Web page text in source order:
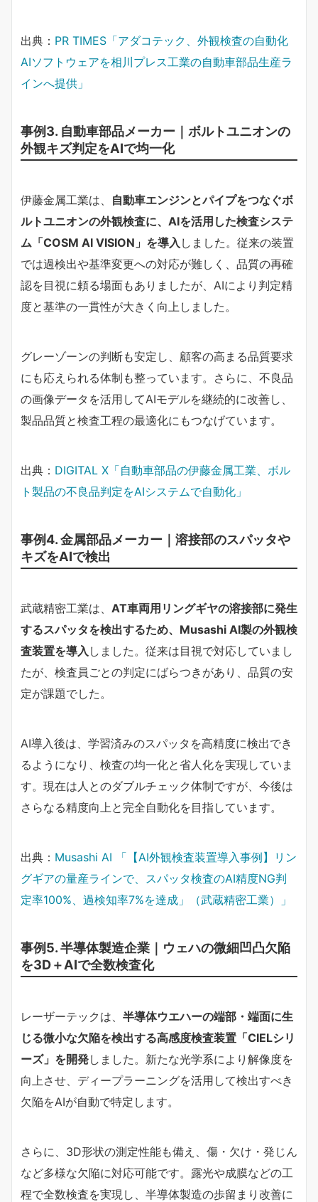
出典： PR TIMES「アダコテック、外観検査の自動化
AIソフトウェアを相川プレス工業の自動車部品生産ラ
インへ提供」
事例3. 自動車部品メーカー｜ボルトユニオンの
外観キズ判定をAIで均一化
伊藤金属工業は、 自動車エンジンとパイプをつなぐボ
ルトユニオンの外観検査に、AIを活用した検査システ
ム「COSM AI VISION」を導入 しました。従来の装置
では過検出や基準変更への対応が難しく、品質の再確
認を目視に頼る場面もありましたが、AIにより判定精
度と基準の一貫性が大きく向上しました。
グレーゾーンの判断も安定し、顧客の高まる品質要求
にも応えられる体制も整っています。さらに、不良品
の画像データを活用してAIモデルを継続的に改善し、
製品品質と検査工程の最適化にもつなげています。
出典： DIGITAL X「自動車部品の伊藤金属工業、ボル
ト製品の不良品判定をAIシステムで自動化」
事例4. 金属部品メーカー｜溶接部のスパッタや
キズをAIで検出
武蔵精密工業は、 AT車両用リングギヤの溶接部に発生
するスパッタを検出するため、Musashi AI製の外観検
査装置を導入 しました。従来は目視で対応していまし
たが、検査員ごとの判定にばらつきがあり、品質の安
定が課題でした。
AI導入後は、学習済みのスパッタを高精度に検出でき
るようになり、検査の均一化と省人化を実現していま
す。現在は人とのダブルチェック体制ですが、今後は
さらなる精度向上と完全自動化を目指しています。
出典： Musashi AI 「【AI外観検査装置導入事例】リン
グギアの量産ラインで、スパッタ検査のAI精度NG判
定率100%、過検知率7%を達成」（武蔵精密工業）」
事例5. 半導体製造企業｜ウェハの微細凹凸欠陥
を3D＋AIで全数検査化
レーザーテックは、 半導体ウエハーの端部・端面に生
じる微小な欠陥を検出する高感度検査装置「CIELシリ
ーズ」を開発しました。新たな光学系により解像度を
向上させ、ディープラーニングを活用して検出すべき
欠陥をAIが自動で特定します。
さらに、3D形状の測定性能も備え、傷・欠け・発じん
など多様な欠陥に対応可能です。露光や成膜などの工
程で全数検査を実現し、半導体製造の歩留まり改善に